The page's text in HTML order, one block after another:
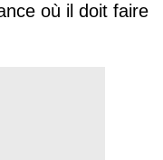
où il doit faire